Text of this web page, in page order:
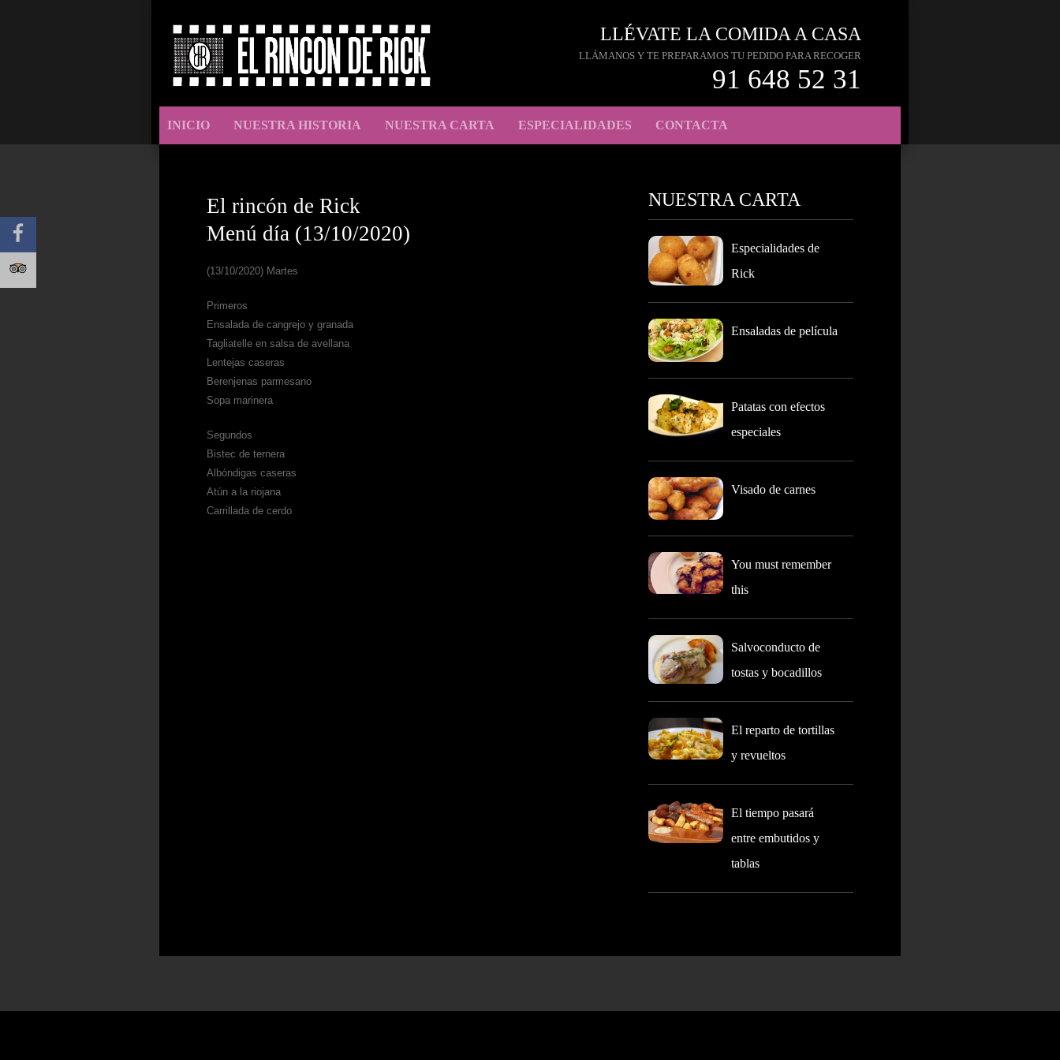
LLÉVATE LA COMIDA A CASA
LLÁMANOS Y TE PREPARAMOS TU PEDIDO PARA RECOGER
91 648 52 31
INICIO NUESTRA HISTORIA NUESTRA CARTA ESPECIALIDADES CONTACTA
El rincón de Rick
Menú día (13/10/2020)
(13/10/2020) Martes
Primeros
Ensalada de cangrejo y granada
Tagliatelle en salsa de avellana
Lentejas caseras
Berenjenas parmesano
Sopa marinera
Segundos
Bistec de ternera
Albóndigas caseras
Atún a la riojana
Carrillada de cerdo
NUESTRA CARTA
Especialidades de
Rick
Ensaladas de película
Patatas con efectos
especiales
Visado de carnes
You must remember
this
Salvoconducto de
tostas y bocadillos
El reparto de tortillas
y revueltos
El tiempo pasará
entre embutidos y
tablas